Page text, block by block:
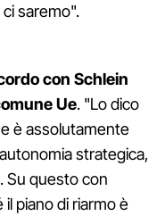
saremo".
con Schlein
Ue. "Lo dico
è assolutamente
strategica,
Su questo con
piano di riarmo è